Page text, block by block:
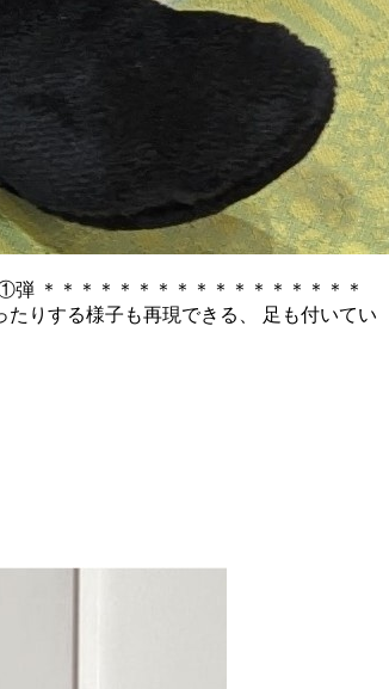
＊＊＊＊＊＊＊＊＊＊＊＊＊＊＊＊＊
りする様子も再現できる、 足も付いてい